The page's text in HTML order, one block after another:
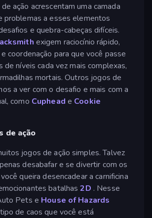
ação acrescentam uma camada
problemas a esses elementos
e quebra-cabeças difíceis.
exigem raciocínio rápido,
coordenação para que você passe
de níveis cada vez mais complexas,
mortais. Outros jogos de
a ver com o desafio e mais com a
como Cuphead e Cookie
de ação
jogos de ação simples. Talvez
desabafar e se divertir com os
queira desencadear a carnificina
batalhas2D . Nesse
Pets e House of Hazards
de caos que você está